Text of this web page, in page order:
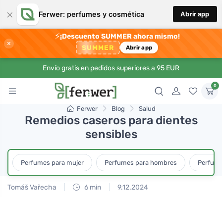
× Ferwer: perfumes y cosmética Abrir app
×
⚡¡Descuento SUMMER ahora mismo!
SUMMER Abrir app
Envío gratis en pedidos superiores a 95 EUR
0
Ferwer Blog Salud
Remedios caseros para dientes
sensibles
Perfumes para mujer Perfumes para hombres
Tomáš Vařecha 6 min 9.12.2024